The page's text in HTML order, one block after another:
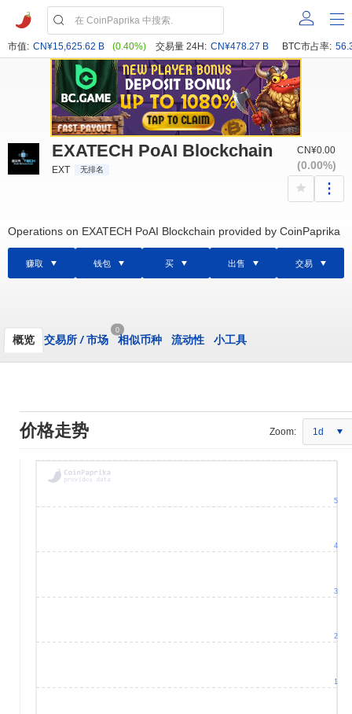
市值: CN¥15,625.62 B (0.40%) 交易量 24H: CN¥478.27 B BTC市占率:
EXATECH PoAI Blockchain
EXT 无排名
CN¥0.00
(0.00%)
Operations on EXATECH PoAI Blockchain provided by CoinPaprika
赚取 钱包 买 出售 交易
概览 交易所 /市场
0
相似币种 流动性 小工具
价格走势 Zoom: 1d
1
2
3
4
5